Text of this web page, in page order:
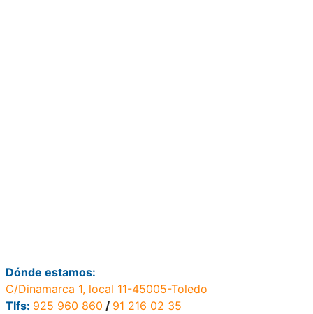
Dónde estamos:
C/Dinamarca 1, local 11-45005-Toledo
Tlfs: 925 960 860 / 91 216 02 35